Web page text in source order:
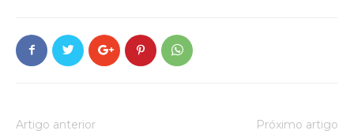
Artigo anterior Próximo artigo